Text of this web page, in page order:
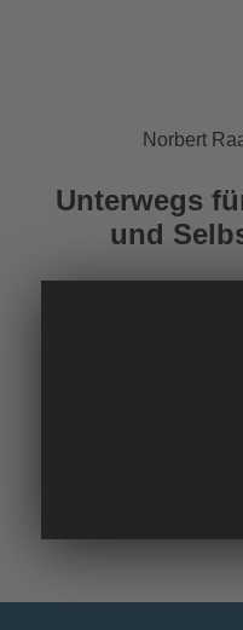
Norbert
Unterwegs
und